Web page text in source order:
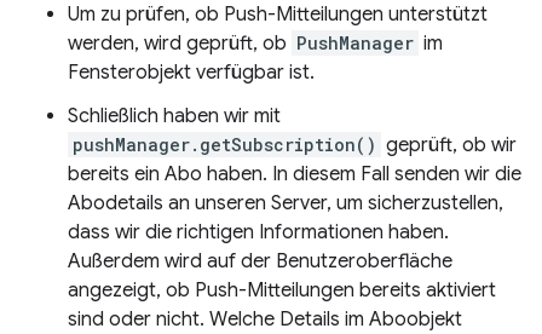
Um zu prüfen, ob Push-Mitteilungen unterstützt
werden, wird geprüft, ob PushManager im
Fensterobjekt verfügbar ist.
Schließlich haben wir mit
pushManager.getSubscription() geprüft, ob wir
bereits ein Abo haben. In diesem Fall senden wir die
Abodetails an unseren Server, um sicherzustellen,
dass wir die richtigen Informationen haben.
Außerdem wird auf der Benutzeroberfläche
angezeigt, ob Push-Mitteilungen bereits aktiviert
sind oder nicht. Welche Details im Aboobjekt